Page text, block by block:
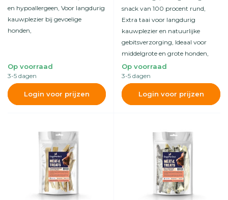
en hypoallergeen, Voor langdurig
kauwplezier bij gevoelige
honden,
Op voorraad
3-5 dagen
Login voor prijzen
snack van 100 procent rund,
Extra taai voor langdurig
kauwplezier en natuurlijke
gebitsverzorging, Ideaal voor
middelgrote en grote honden,
Op voorraad
3-5 dagen
Login voor prijzen